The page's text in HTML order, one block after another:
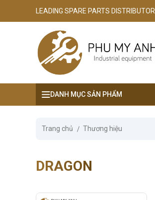
LEADING SPARE PARTS DISTRIBUTOR
DANH MỤC SẢN PHẨM
Trang chủ Thương hiệu
DRAGON